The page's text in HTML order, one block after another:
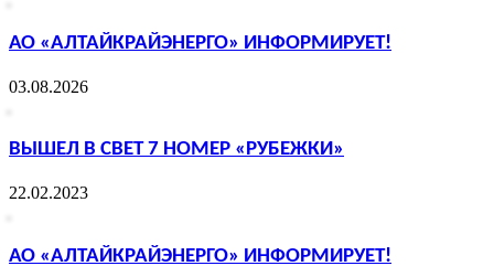
АО «АЛТАЙКРАЙЭНЕРГО» ИНФОРМИРУЕТ!
03.08.2026
ВЫШЕЛ В СВЕТ 7 НОМЕР «РУБЕЖКИ»
22.02.2023
АО «АЛТАЙКРАЙЭНЕРГО» ИНФОРМИРУЕТ!